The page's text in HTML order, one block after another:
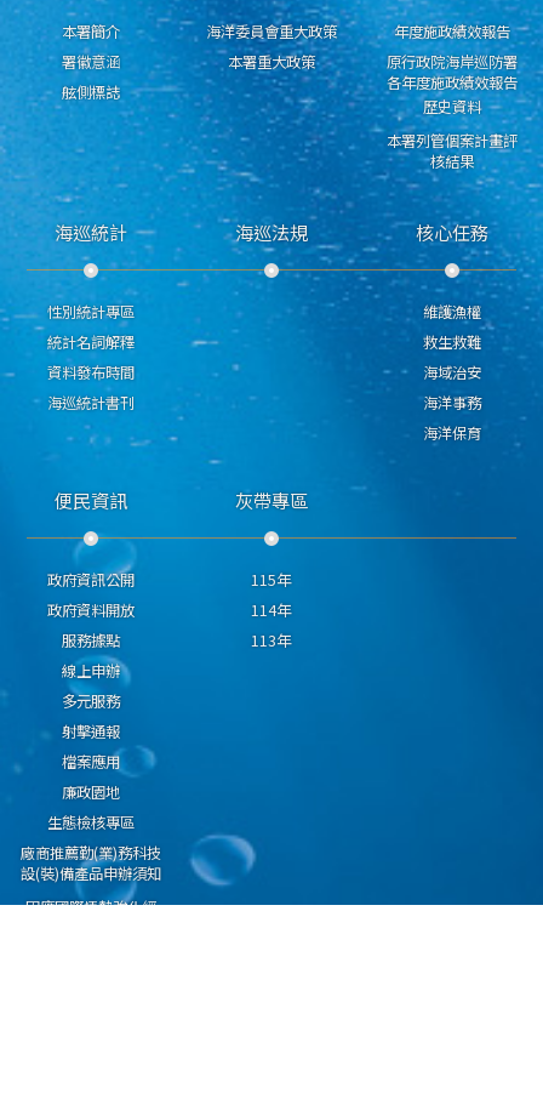
本署簡介
署徽意涵
舷側標誌
海洋委員會重大政策
本署重大政策
年度施政績效報告
原行政院海岸巡防署
各年度施政績效報告
歷史資料
本署列管個案計畫評
核結果
海巡統計
性別統計專區
統計名詞解釋
資料發布時間
海巡統計書刊
海巡法規 核心任務
維護漁權
救生救難
海域治安
海洋事務
海洋保育
便民資訊
政府資訊公開
政府資料開放
服務據點
線上申辦
多元服務
射擊通報
檔案應用
廉政園地
生態檢核專區
廠商推薦勤(業)務科技
設(裝)備產品申辦須知
因應國際情勢強化經
灰帶專區
115年
114年
113年